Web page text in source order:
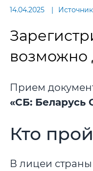
14.04.2025
возможно
Прием
«СБ: Беларусь
Кто
В лицеи страны